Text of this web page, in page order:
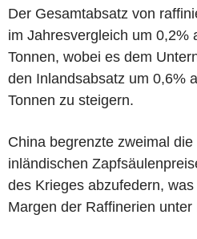
Der Gesamtabsatz von
im Jahresvergleich um 0,2%
Tonnen, wobei es dem
den Inlandsabsatz um 0,6%
Tonnen zu steigern.
China begrenzte zweimal
inländischen
des Krieges abzufedern,
Margen der Raffinerien unter